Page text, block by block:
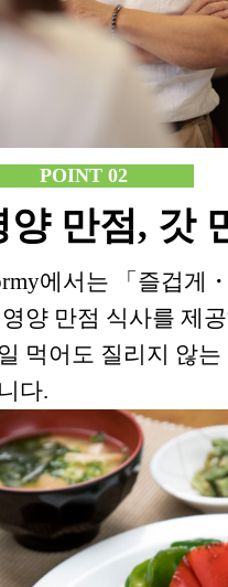
POINT 02
양 만점, 갓
에서는 「즐겁게
양 만점 식사를 제
먹어도 질리지 않
다.